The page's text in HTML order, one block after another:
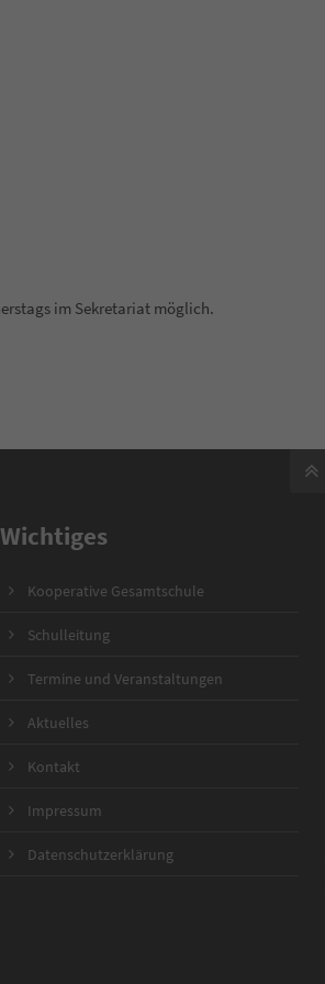
im Sekretariat möglich.
Wichtiges
Kooperative Gesamtschule
Schulleitung
Termine und Veranstaltungen
Aktuelles
Kontakt
Impressum
Datenschutzerklärung